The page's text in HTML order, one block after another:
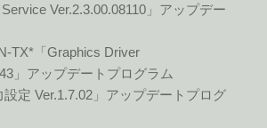
Service Ver.2.3.00.08110」アップデー
TX*「Graphics Driver
」アップデートプログラム
設定 Ver.1.7.02」アップデートプログ